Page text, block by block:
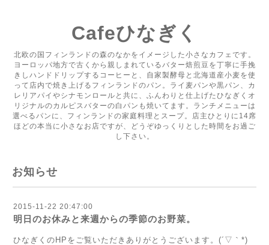
Cafeひなぎく
北欧の国フィンランドの森のなかをイメージした小さなカフェです。
ヨーロッパ地方で古くから親しまれているバター焙煎豆を丁寧に手挽
きしハンドドリップするコーヒーと、自家製酵母と北海道産小麦を使
って店内で焼き上げるフィンランドのパン。ライ麦パンや黒パン、カ
レリアパイやシナモンロールと共に、ふんわりと仕上げたひなぎくオ
リジナルのカルピスバターの白パンも焼いてます。ランチメニューは
選べるパンに、フィンランドの家庭料理とスープ。店主ひとりに14席
ほどの本当に小さなお店ですが、どうぞゆっくりとした時間をお過ご
し下さい。
お知らせ
2015-11-22 20:47:00
明日のお休みと来週からの季節のお野菜。
ひなぎくのHPをご覧いただきありがとうございます。(´▽｀*)